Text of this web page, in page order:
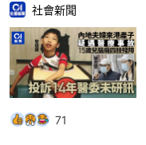
社會新聞
71